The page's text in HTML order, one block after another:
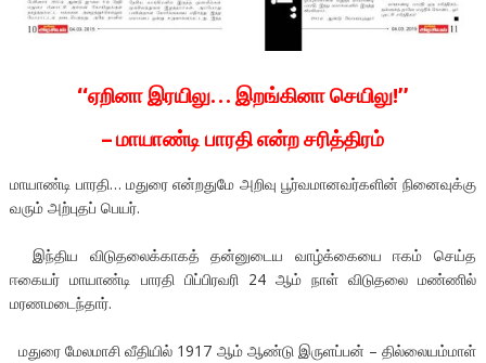
‘‘ஏறினா இரயிலு… இறங்கினா செயிலு!’’
– மாயாண்டி பாரதி என்ற சரித்திரம்
மாயாண்டி பாரதி… மதுரை என்றதுமே அறிவு பூர்வமானவர்களின் நினைவுக்கு
வரும் அற்புதப் பெயர்.
இந்திய விடுதலைக்காகத் தன்னுடைய வாழ்க்கையை ஈகம் செய்த
ஈகையர் மாயாண்டி பாரதி பிப்பிரவரி 24 ஆம் நாள் விடுதலை மண்ணில்
மரணமடைந்தார்.
மதுரை மேலமாசி வீதியில் 1917 ஆம் ஆண்டு இருளப்பன் – தில்லையம்மாள்